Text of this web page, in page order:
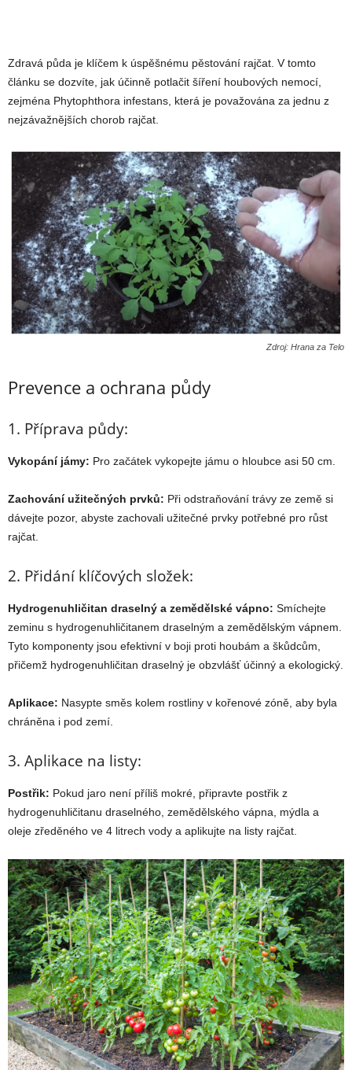
Zdravá půda je klíčem k úspěšnému pěstování rajčat. V tomto
článku se dozvíte, jak účinně potlačit šíření houbových nemocí,
zejména Phytophthora infestans, která je považována za jednu z
nejzávažnějších chorob rajčat.
Zdroj: Hrana za Telo
Prevence a ochrana půdy
1. Příprava půdy:
Vykopání jámy: Pro začátek vykopejte jámu o hloubce asi 50 cm.
Zachování užitečných prvků: Při odstraňování trávy ze země si
dávejte pozor, abyste zachovali užitečné prvky potřebné pro růst
rajčat.
2. Přidání klíčových složek:
Hydrogenuhličitan draselný a zemědělské vápno: Smíchejte
zeminu s hydrogenuhličitanem draselným a zemědělským vápnem.
Tyto komponenty jsou efektivní v boji proti houbám a škůdcům,
přičemž hydrogenuhličitan draselný je obzvlášť účinný a ekologický.
Aplikace: Nasypte směs kolem rostliny v kořenové zóně, aby byla
chráněna i pod zemí.
3. Aplikace na listy:
Postřik: Pokud jaro není příliš mokré, připravte postřik z
hydrogenuhličitanu draselného, zemědělského vápna, mýdla a
oleje zředěného ve 4 litrech vody a aplikujte na listy rajčat.